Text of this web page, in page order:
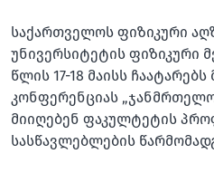
საქართველოს ფიზიკური
უნივერსიტეტის ფიზიკური
წლის 17-18 მაისს
კონფერენციას
მიიღებენ ფაკულტეტის
სასწავლებლების